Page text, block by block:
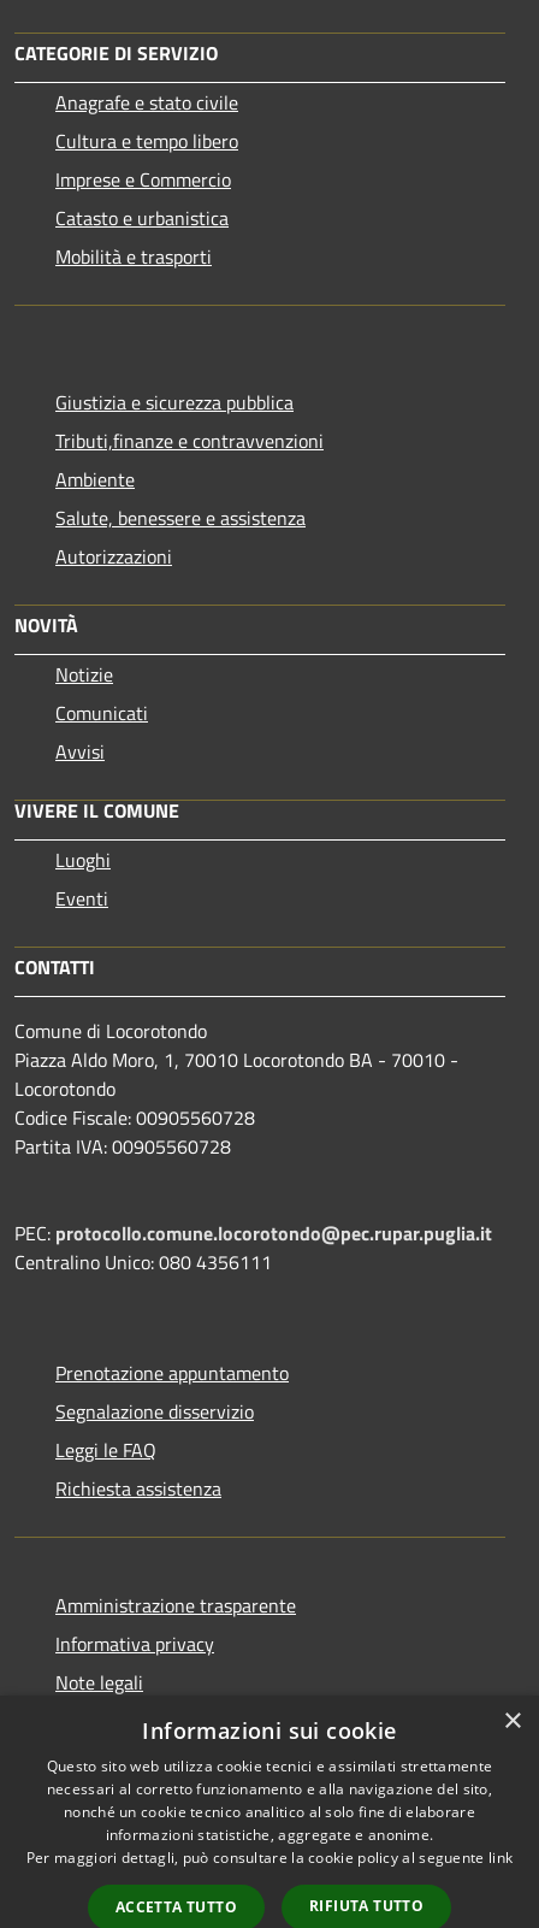
CATEGORIE DI SERVIZIO
Anagrafe e stato civile
Cultura e tempo libero
Imprese e Commercio
Catasto e urbanistica
Mobilità e trasporti
Giustizia e sicurezza pubblica
Tributi,finanze e contravvenzioni
Ambiente
Salute, benessere e assistenza
Autorizzazioni
NOVITÀ
Notizie
Comunicati
Avvisi
VIVERE IL COMUNE
Luoghi
Eventi
CONTATTI
Comune di Locorotondo
Piazza Aldo Moro, 1, 70010 Locorotondo BA - 70010 -
Locorotondo
Codice Fiscale: 00905560728
Partita IVA: 00905560728
PEC: protocollo.comune.locorotondo@pec.rupar.puglia.it
Centralino Unico: 080 4356111
Prenotazione appuntamento
Segnalazione disservizio
Leggi le FAQ
Richiesta assistenza
Amministrazione trasparente
Informativa privacy
Note legali
Dichiarazione di accessibilità
Accessibilità
Copyright © 2026 • Comune di
Locorotondo • Powered by
Municipium•
Accesso
×
Informazioni sui cookie
Questo sito web utilizza cookie tecnici e assimilati strettamente
necessari al corretto funzionamento e alla navigazione del sito,
nonché un cookie tecnico analitico al solo fine di elaborare
informazioni statistiche, aggregate e anonime.
Per maggiori dettagli, può consultare la cookie policy al seguente link
ACCETTA TUTTO RIFIUTA TUTTO